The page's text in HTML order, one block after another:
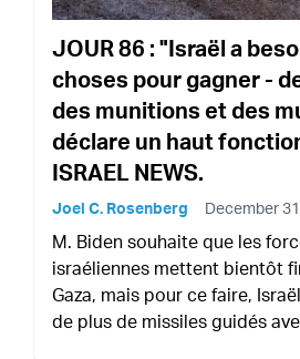
JOUR 86 : "Israël a
choses pour gagner -
des munitions et des
déclare un haut
ISRAEL NEWS.
Joel C. Rosenberg December
M. Biden souhaite que les
israéliennes mettent bientôt
Gaza, mais pour ce faire,
de plus de missiles guidés